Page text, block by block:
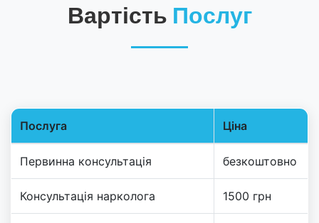
Вартість Послуг
Послуга Ціна
Первинна консультація безкоштовно
Консультація нарколога 1500 грн